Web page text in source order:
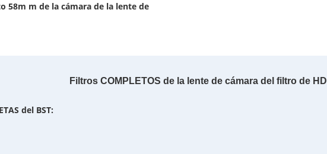
58m m de la cámara de la lente de
Filtros COMPLETOS de la lente de cámara del filtro de HD
del BST: